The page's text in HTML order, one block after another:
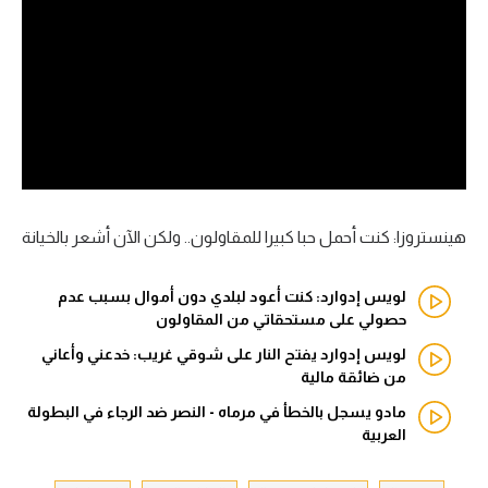
الدوري المصري
الدوري الإسباني
الدوري الإيطالي
الدوري الألماني
الدوري الفرنسي
هينستروزا: كنت أحمل حبا كبيرا للمقاولون.. ولكن الآن أشعر بالخيانة
لويس إدوارد: كنت أعود لبلدي دون أموال بسبب عدم
حصولي على مستحقاتي من المقاولون
لويس إدوارد يفتح النار على شوقي غريب: خدعني وأعاني
من ضائقة مالية
مادو يسجل بالخطأ في مرماه - النصر ضد الرجاء في البطولة
العربية